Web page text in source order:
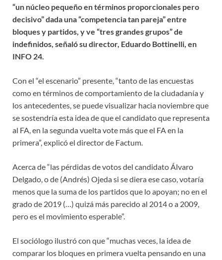
“un núcleo pequeño en términos proporcionales pero
decisivo” dada una “competencia tan pareja” entre
bloques y partidos, y ve “tres grandes grupos” de
indefinidos, señaló su director, Eduardo Bottinelli, en
INFO 24.
Con el “el escenario” presente, “tanto de las encuestas
como en términos de comportamiento de la ciudadanía y
los antecedentes, se puede visualizar hacia noviembre que
se sostendría esta idea de que el candidato que representa
al FA, en la segunda vuelta vote más que el FA en la
primera”, explicó el director de Factum.
Acerca de “las pérdidas de votos del candidato Álvaro
Delgado, o de (Andrés) Ojeda si se diera ese caso, votaría
menos que la suma de los partidos que lo apoyan; no en el
grado de 2019 (…) quizá más parecido al 2014 o a 2009,
pero es el movimiento esperable”.
El sociólogo ilustró con que “muchas veces, la idea de
comparar los bloques en primera vuelta pensando en una